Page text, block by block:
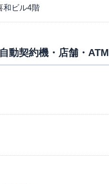
和ビル4階
動契約機・店舗・ATM